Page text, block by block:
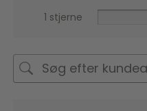
1 stjerne